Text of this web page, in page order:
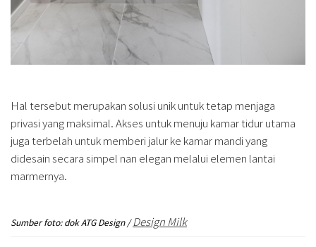
Hal tersebut merupakan solusi unik untuk tetap menjaga
privasi yang maksimal. Akses untuk menuju kamar tidur utama
juga terbelah untuk memberi jalur ke kamar mandi yang
didesain secara simpel nan elegan melalui elemen lantai
marmernya.
Sumber foto: dok ATG Design /Design Milk